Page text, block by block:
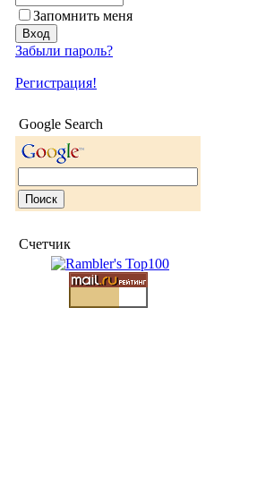
Запомнить меня
Забыли пароль?
Регистрация!
Google Search
Счетчик